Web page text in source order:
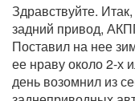
Здравствуйте.
задний привод,
Поставил на нее
ее нраву около 2-х
день возомнил из